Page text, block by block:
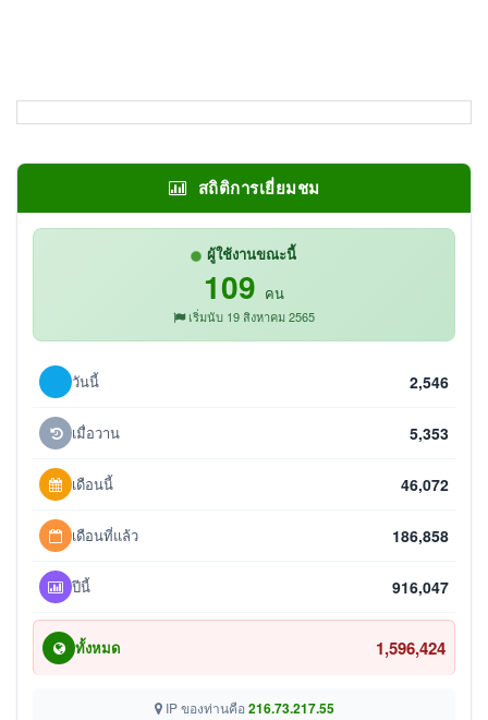
สถิติการเยี่ยมชม
ผู้ใช้งานขณะนี้
109 คน
เริ่มนับ 19 สิงหาคม 2565
วันนี้ 2,546
เมื่อวาน 5,353
เดือนนี้ 46,072
เดือนที่แล้ว 186,858
ปีนี้ 916,047
ทั้งหมด 1,596,424
IP ของท่านคือ 216.73.217.55